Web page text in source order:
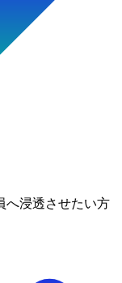
へ浸透させたい方